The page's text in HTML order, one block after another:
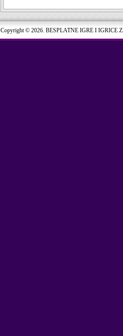
Copyright © 2026. BESPLATNE IGRE I IGRICE